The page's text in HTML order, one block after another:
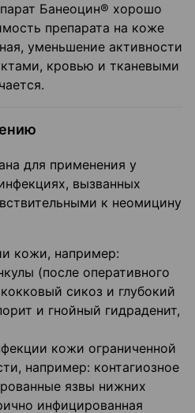
Банеоцин® хорошо
препарата на коже
уменьшение активности
кровью и тканевыми
для применения у
вызванных
к неомицину
кожи, например:
(после оперативного
сикоз и глубокий
и гнойный гидраденит,
кожи ограниченной
например: контагиозное
язвы нижних
инфицированная